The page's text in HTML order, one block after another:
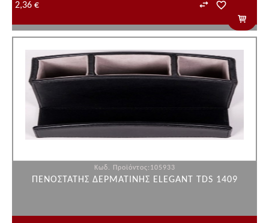
2,36 €
Κωδ. Προϊόντος:105933
ΠΕΝΟΣΤΑΤΗΣ ΔΕΡΜΑΤΙΝΗΣ ELEGANT TDS 1409